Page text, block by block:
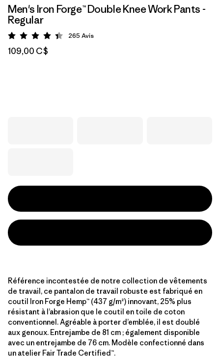
Men's Iron Forge™ Double Knee Work Pants -
Regular
Évaluation: 4.4 / 5
265 Avis
109,00 C$
Référence incontestée de notre collection de vêtements
de travail, ce pantalon de travail robuste est fabriqué en
coutil Iron Forge Hemp™ (437 g/m²) innovant, 25% plus
résistant à l’abrasion que le coutil en toile de coton
conventionnel. Agréable à porter d’emblée, il est doublé
aux genoux. Entrejambe de 81 cm ; également disponible
avec un entrejambe de 76 cm. Modèle confectionné dans
un atelier Fair Trade Certified™.